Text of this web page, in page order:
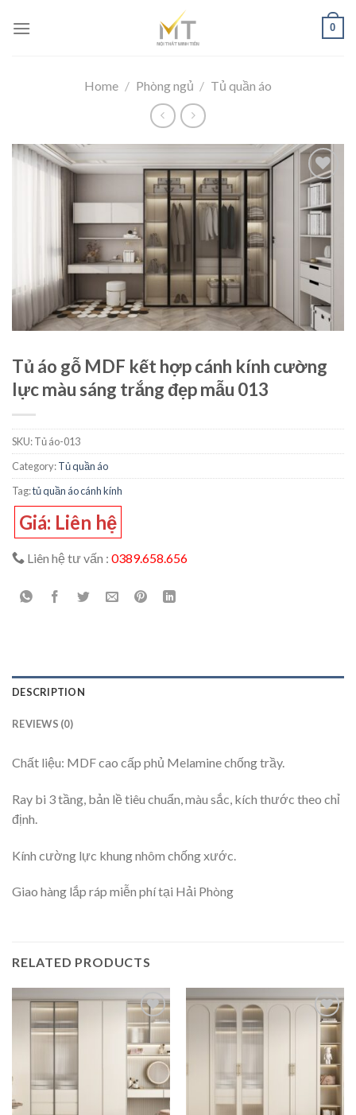
0
Home / Phòng ngủ / Tủ quần áo
wishlist
Tủ áo gỗ MDF kết hợp cánh kính cường
lực màu sáng trắng đẹp mẫu 013
SKU:Tủ áo-013
Category:Tủ quần áo
Tag:tủ quần áo cánh kính
Giá: Liên hệ
Liên hệ tư vấn : 0389.658.656
DESCRIPTION
REVIEWS (0)
Chất liệu: MDF cao cấp phủ Melamine chống trầy.
Ray bi 3 tầng, bản lề tiêu chuẩn, màu sắc, kích thước theo chỉ
định.
Kính cường lực khung nhôm chống xước.
Giao hàng lắp ráp miễn phí tại Hải Phòng
RELATED PRODUCTS
Add to
wishlist
Add to